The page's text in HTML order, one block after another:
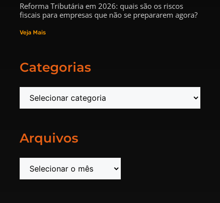
Reforma Tributária em 2026: quais são os riscos
fiscais para empresas que não se prepararem agora?
Veja Mais
Categorias
Arquivos